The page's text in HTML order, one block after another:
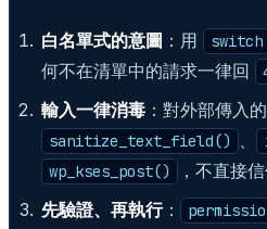
白名單式的意圖 ：用 switch
何不在清單中的請求一律回
輸入一律消毒：對外部傳入
sanitize_text_field()
wp_kses_post()
，不直接
先驗證、再執行：